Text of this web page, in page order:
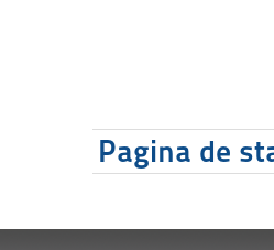
Pagina de